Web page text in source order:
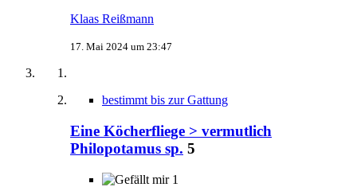
Klaas Reißmann
17. Mai 2024 um 23:47
bestimmt bis zur Gattung
Eine Köcherfliege > vermutlich
Philopotamus sp. 5
1